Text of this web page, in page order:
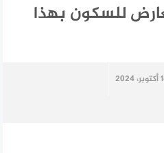
للسكون بهذا